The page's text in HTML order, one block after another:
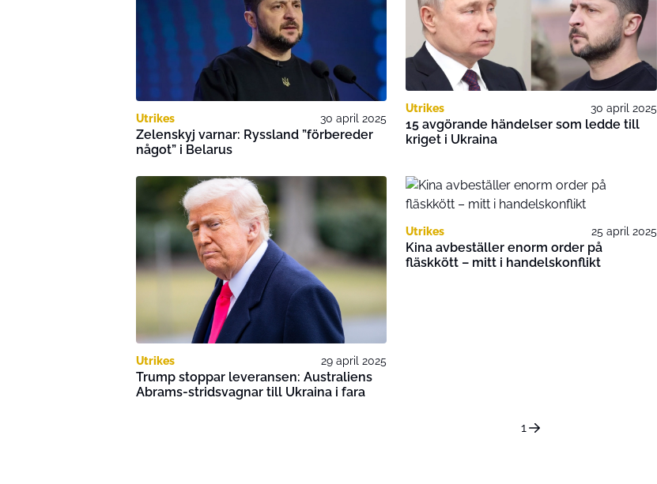
Utrikes 30 april 2025
Zelenskyj varnar: Ryssland ”förbereder
något” i Belarus
Utrikes 30 april 2025
15 avgörande händelser som ledde till
kriget i Ukraina
Utrikes 29 april 2025
Trump stoppar leveransen: Australiens
Abrams-stridsvagnar till Ukraina i fara
Utrikes 25 april 2025
Kina avbeställer enorm order på
fläskkött – mitt i handelskonflikt
1